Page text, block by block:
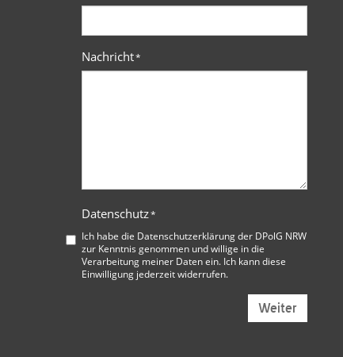
Nachricht*
Datenschutz*
Ich habe die Datenschutzerklärung der DPolG NRW
zur Kenntnis genommen und willige in die
Verarbeitung meiner Daten ein. Ich kann diese
Einwilligung jederzeit widerrufen.
Weiter